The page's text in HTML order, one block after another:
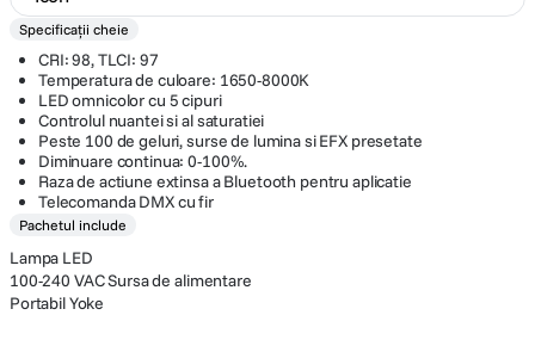
Specificații cheie
CRI: 98, TLCI: 97
Temperatura de culoare: 1650-8000K
LED omnicolor cu 5 cipuri
Controlul nuantei si al saturatiei
Peste 100 de geluri, surse de lumina si EFX presetate
Diminuare continua: 0-100%.
Raza de actiune extinsa a Bluetooth pentru aplicatie
Telecomanda DMX cu fir
Pachetul include
Lampa LED
100-240 VAC Sursa de alimentare
Portabil Yoke